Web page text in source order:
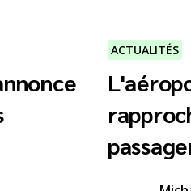
ACTUALITÉS